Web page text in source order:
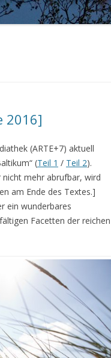
2016]
(ARTE+7) aktuell
(Teil 1 / Teil 2).
mehr abrufbar, wird
am Ende des Textes.]
ein wunderbares
Facetten der reichen